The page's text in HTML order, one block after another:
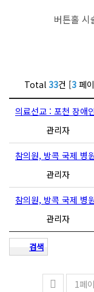
버튼홀 시
Total 33건 [3 페
의료선교 : 포천 장애
관리자
참의원, 방콕 국제
관리자
참의원, 방콕 국제
관리자
검색
1페